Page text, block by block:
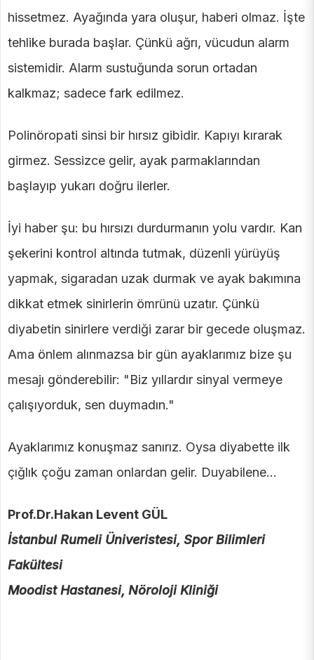
hissetmez. Ayağında yara oluşur, haberi olmaz. İşte
tehlike burada başlar. Çünkü ağrı, vücudun alarm
sistemidir. Alarm sustuğunda sorun ortadan
kalkmaz; sadece fark edilmez.
Polinöropati sinsi bir hırsız gibidir. Kapıyı kırarak
girmez. Sessizce gelir, ayak parmaklarından
başlayıp yukarı doğru ilerler.
İyi haber şu: bu hırsızı durdurmanın yolu vardır. Kan
şekerini kontrol altında tutmak, düzenli yürüyüş
yapmak, sigaradan uzak durmak ve ayak bakımına
dikkat etmek sinirlerin ömrünü uzatır. Çünkü
diyabetin sinirlere verdiği zarar bir gecede oluşmaz.
Ama önlem alınmazsa bir gün ayaklarımız bize şu
mesajı gönderebilir: "Biz yıllardır sinyal vermeye
çalışıyorduk, sen duymadın."
Ayaklarımız konuşmaz sanırız. Oysa diyabette ilk
çığlık çoğu zaman onlardan gelir. Duyabilene...
Prof.Dr.Hakan Levent GÜL
İstanbul Rumeli Üniveristesi, Spor Bilimleri
Fakültesi
Moodist Hastanesi, Nöroloji Kliniği